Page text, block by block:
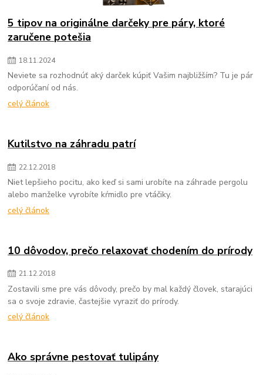
5 tipov na originálne darčeky pre páry, ktoré
zaručene potešia
18.11.2024
Neviete sa rozhodnúť aký darček kúpiť Vašim najbližším? Tu je pár
odporúčaní od nás.
celý článok
Kutilstvo na záhradu patrí
22.12.2018
Niet lepšieho pocitu, ako keď si sami urobíte na záhrade pergolu
alebo manželke vyrobíte kŕmidlo pre vtáčiky.
celý článok
10 dôvodov, prečo relaxovať chodením do prírody
21.12.2018
Zostavili sme pre vás dôvody, prečo by mal každý človek, starajúci
sa o svoje zdravie, častejšie vyraziť do prírody.
celý článok
Ako správne pestovať tulipány